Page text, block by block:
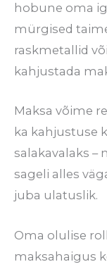
hobune oma
mürgised
raskmetallid
kahjustada
Maksa võime
ka kahjustuse
salakavalaks –
sageli alles
juba ulatuslik.
Oma olulise
maksahaigus